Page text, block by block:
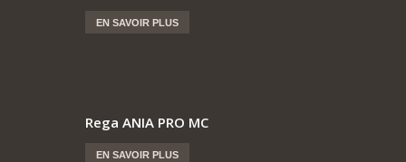
EN SAVOIR PLUS
Rega ANIA PRO MC
EN SAVOIR PLUS